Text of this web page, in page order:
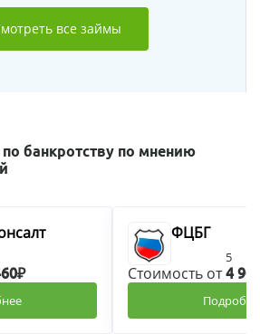
все займы
банкротству по мнению
ФЦБГ
5
Стоимость от4